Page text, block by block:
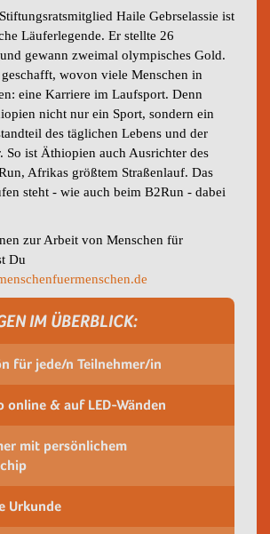
Haile Gebrselassie ist
Läuferlegende. Er stellte 26
gewann zweimal olympisches Gold.
wovon viele Menschen in
eine Karriere im Laufsport. Denn
nicht nur ein Sport, sondern ein
des täglichen Lebens und der
So ist Äthiopien auch Ausrichter des
Afrikas größtem Straßenlauf. Das
steht - wie auch beim B2Run - dabei
zur Arbeit von Menschen für
Du
IM ÜBERBLICK:
für jede/n Teilnehmer/in
online & auf LED-Wänden
mit persönlichem
Urkunde